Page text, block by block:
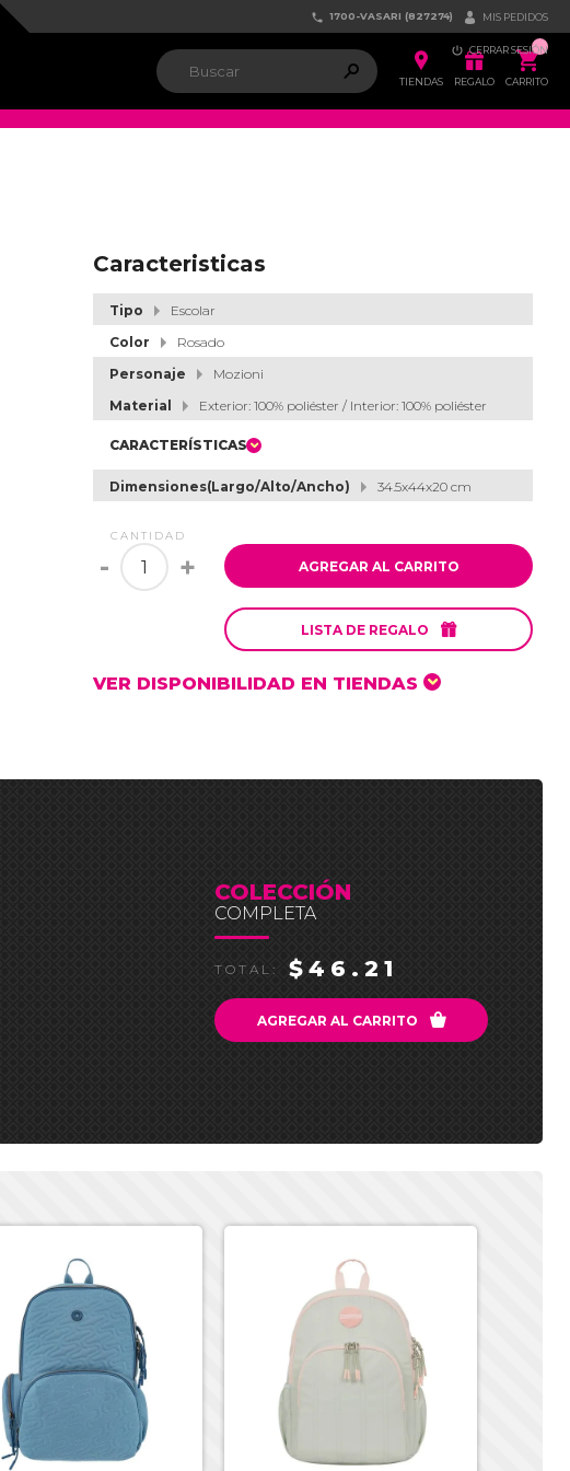
 1700-VASARI (827274)  MIS PEDIDOS
 CERRAR SESIÓN
 
TIENDAS

REGALO
ຐ
CARRITO
Caracteristicas
Tipo
Escolar
Color
Rosado
Personaje
Mozioni
Material
Exterior: 100% poliéster / Interior: 100% poliéster
CARACTERÍSTICAS
Dimensiones(Largo/Alto/Ancho) 34.5x44x20 cm
CANTIDAD
- + AGREGAR AL CARRITO
LISTA DE REGALO 
VER DISPONIBILIDAD EN TIENDAS
COLECCIÓN
COMPLETA
TOTAL: $46.21
AGREGAR AL CARRITO 